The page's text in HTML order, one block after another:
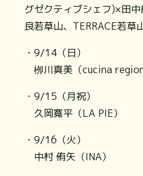
グゼクティブシェフ)×田
良若草山、TERRACE若草
・9/14（日）
栁川真美（cucina
・9/15（月祝）
久岡寛平（LA PIE）
・9/16（火）
中村 侑矢（INA）